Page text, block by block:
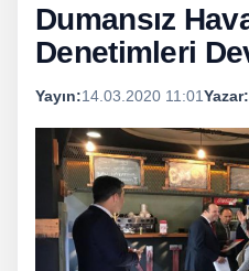
Dumansız
Denetimleri
Yayın:14.03.2020 11:01Yazar: